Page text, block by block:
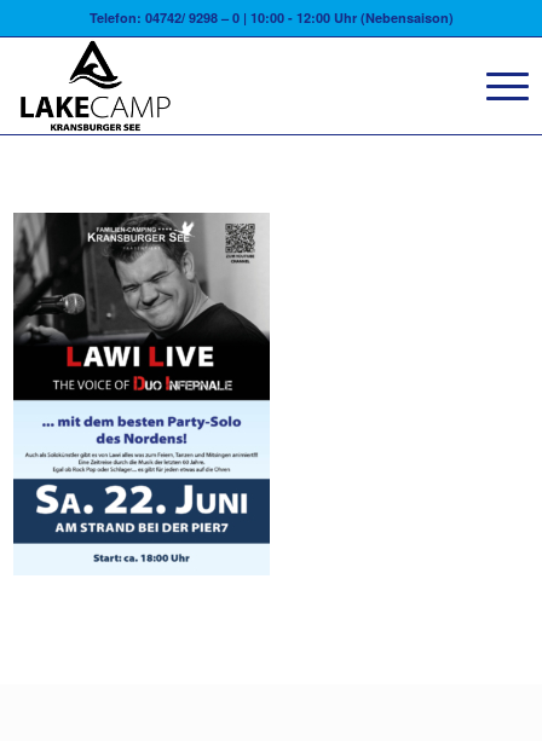
Telefon: 04742/ 9298 – 0 | 10:00 - 12:00 Uhr (Nebensaison)